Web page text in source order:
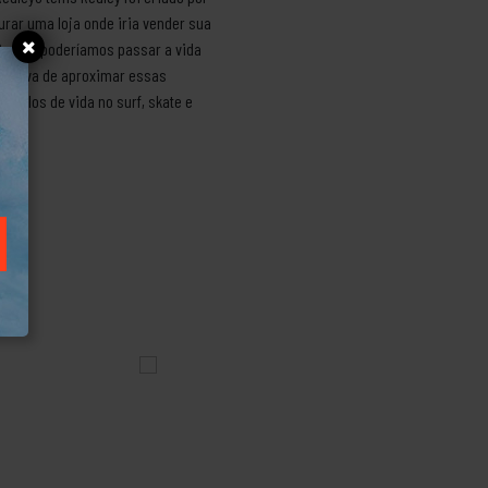
uma loja onde iria vender sua
ela poderíamos passar a vida
de aproximar essas
de vida no surf, skate e